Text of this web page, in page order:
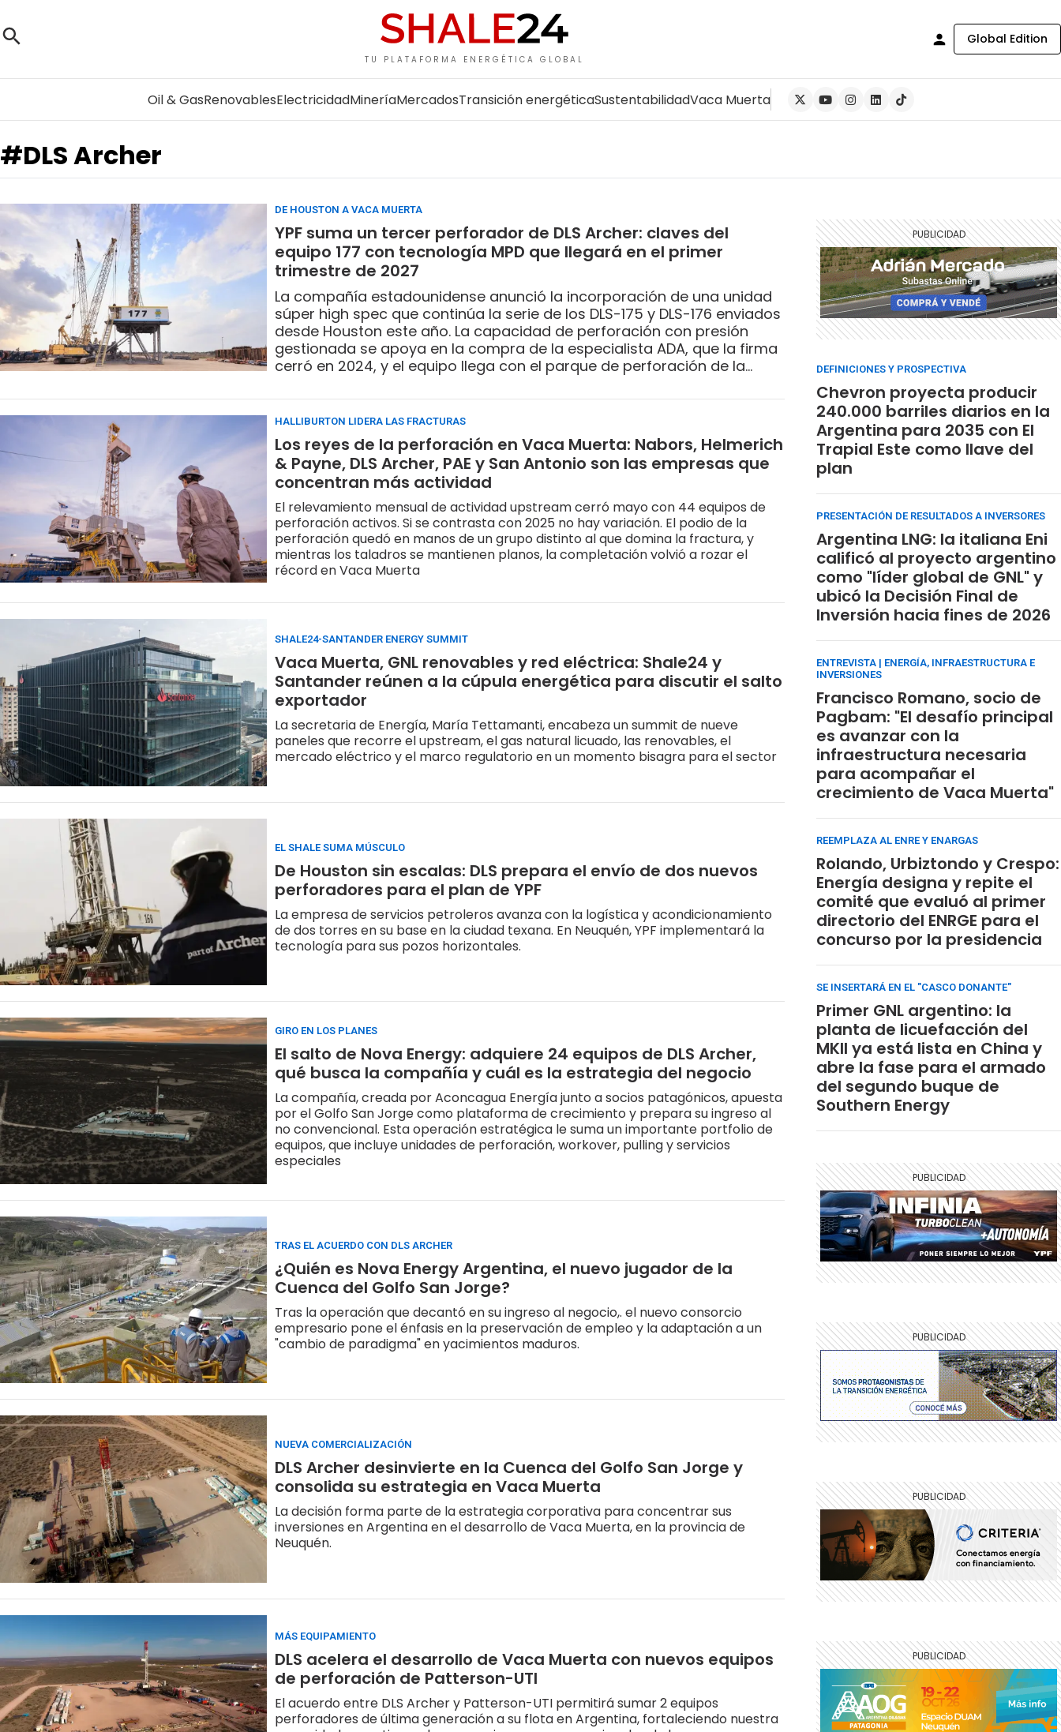
TU PLATAFORMA ENERGÉTICA GLOBAL
Global Edition
Oil & GasRenovablesElectricidadMineríaMercadosTransición energéticaSustentabilidadVaca Muerta
#DLS Archer
DE HOUSTON A VACA MUERTA
YPF suma un tercer perforador de DLS Archer: claves del
equipo 177 con tecnología MPD que llegará en el primer
trimestre de 2027
La compañía estadounidense anunció la incorporación de una unidad
súper high spec que continúa la serie de los DLS-175 y DLS-176 enviados
desde Houston este año. La capacidad de perforación con presión
gestionada se apoya en la compra de la especialista ADA, que la firma
cerró en 2024, y el equipo llega con el parque de perforación de la
HALLIBURTON LIDERA LAS FRACTURAS
Los reyes de la perforación en Vaca Muerta: Nabors, Helmerich
& Payne, DLS Archer, PAE y San Antonio son las empresas que
concentran más actividad
El relevamiento mensual de actividad upstream cerró mayo con 44 equipos de
perforación activos. Si se contrasta con 2025 no hay variación. El podio de la
perforación quedó en manos de un grupo distinto al que domina la fractura, y
mientras los taladros se mantienen planos, la completación volvió a rozar el
récord en Vaca Muerta
SHALE24-SANTANDER ENERGY SUMMIT
Vaca Muerta, GNL renovables y red eléctrica: Shale24 y
Santander reúnen a la cúpula energética para discutir el salto
exportador
La secretaria de Energía, María Tettamanti, encabeza un summit de nueve
paneles que recorre el upstream, el gas natural licuado, las renovables, el
mercado eléctrico y el marco regulatorio en un momento bisagra para el sector
EL SHALE SUMA MÚSCULO
De Houston sin escalas: DLS prepara el envío de dos nuevos
perforadores para el plan de YPF
La empresa de servicios petroleros avanza con la logística y acondicionamiento
de dos torres en su base en la ciudad texana. En Neuquén, YPF implementará la
tecnología para sus pozos horizontales.
GIRO EN LOS PLANES
El salto de Nova Energy: adquiere 24 equipos de DLS Archer,
qué busca la compañía y cuál es la estrategia del negocio
La compañía, creada por Aconcagua Energía junto a socios patagónicos, apuesta
por el Golfo San Jorge como plataforma de crecimiento y prepara su ingreso al
no convencional. Esta operación estratégica le suma un importante portfolio de
equipos, que incluye unidades de perforación, workover, pulling y servicios
especiales
TRAS EL ACUERDO CON DLS ARCHER
¿Quién es Nova Energy Argentina, el nuevo jugador de la
Cuenca del Golfo San Jorge?
Tras la operación que decantó en su ingreso al negocio,. el nuevo consorcio
empresario pone el énfasis en la preservación de empleo y la adaptación a un
"cambio de paradigma" en yacimientos maduros.
NUEVA COMERCIALIZACIÓN
DLS Archer desinvierte en la Cuenca del Golfo San Jorge y
consolida su estrategia en Vaca Muerta
La decisión forma parte de la estrategia corporativa para concentrar sus
inversiones en Argentina en el desarrollo de Vaca Muerta, en la provincia de
Neuquén.
MÁS EQUIPAMIENTO
DLS acelera el desarrollo de Vaca Muerta con nuevos equipos
de perforación de Patterson-UTI
El acuerdo entre DLS Archer y Patterson-UTI permitirá sumar 2 equipos
perforadores de última generación a su flota en Argentina, fortaleciendo nuestra
DEFINICIONES Y PROSPECTIVA
Chevron proyecta producir
240.000 barriles diarios en la
Argentina para 2035 con El
Trapial Este como llave del
plan
PRESENTACIÓN DE RESULTADOS A INVERSORES
Argentina LNG: la italiana Eni
calificó al proyecto argentino
como "líder global de GNL" y
ubicó la Decisión Final de
Inversión hacia fines de 2026
ENTREVISTA | ENERGÍA, INFRAESTRUCTURA E
INVERSIONES
Francisco Romano, socio de
Pagbam: "El desafío principal
es avanzar con la
infraestructura necesaria
para acompañar el
crecimiento de Vaca Muerta"
REEMPLAZA AL ENRE Y ENARGAS
Rolando, Urbiztondo y Crespo:
Energía designa y repite el
comité que evaluó al primer
directorio del ENRGE para el
concurso por la presidencia
SE INSERTARÁ EN EL "CASCO DONANTE"
Primer GNL argentino: la
planta de licuefacción del
MKII ya está lista en China y
abre la fase para el armado
del segundo buque de
Southern Energy